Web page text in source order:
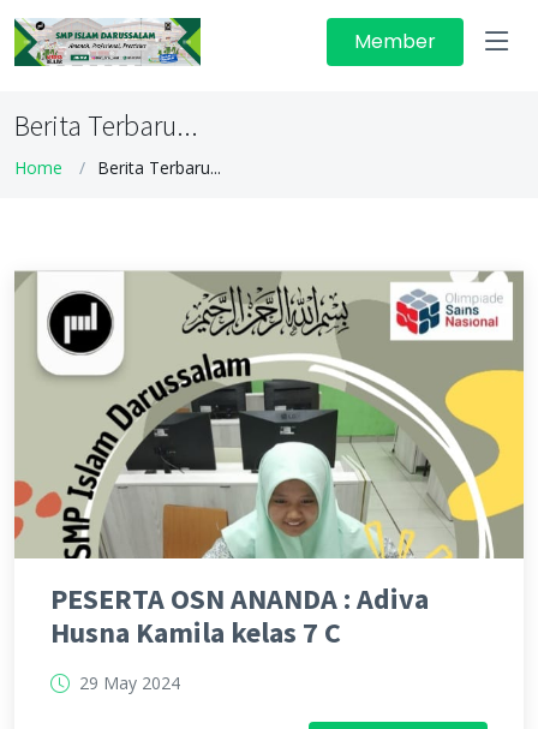
Member
Berita Terbaru...
Home Berita Terbaru...
PESERTA OSN ANANDA : Adiva
Husna Kamila kelas 7 C
29 May 2024